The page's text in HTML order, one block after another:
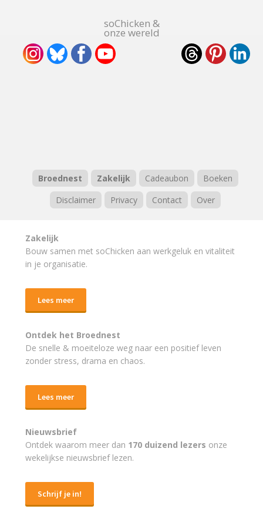
soChicken &
onze wereld
Broednest Zakelijk Cadeaubon
Boeken
Disclaimer
Privacy Contact Over
Zakelijk
Bouw samen met soChicken aan werkgeluk en vitaliteit
in je organisatie.
Lees meer
Ontdek het Broednest
De snelle & moeiteloze weg naar een positief leven
zonder stress, drama en chaos.
Lees meer
Nieuwsbrief
Ontdek waarom meer dan 170 duizend lezers onze
wekelijkse nieuwsbrief lezen.
Schrijf je in!